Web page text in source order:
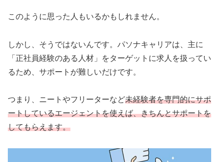
このように思った人もいるかもしれません。
しかし、そうではないんです。パソナキャリアは、主に
「正社員経験のある人材」をターゲットに求人を扱ってい
るため、サポートが難しいだけです。
つまり、ニートやフリーターなど未経験者を専門的にサポ
ートしているエージェントを使えば、きちんとサポートを
してもらえます。